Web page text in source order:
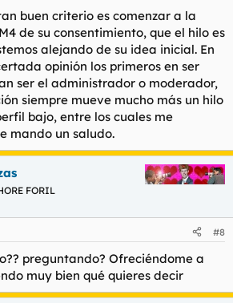
buen criterio es comenzar a la
de su consentimiento, que el hilo es
alejando de su idea inicial. En
opinión los primeros en ser
ser el administrador o moderador,
siempre mueve mucho más un hilo
bajo, entre los cuales me
mando un saludo.
FORIL
#8
preguntando? Ofreciéndome a
muy bien qué quieres decir